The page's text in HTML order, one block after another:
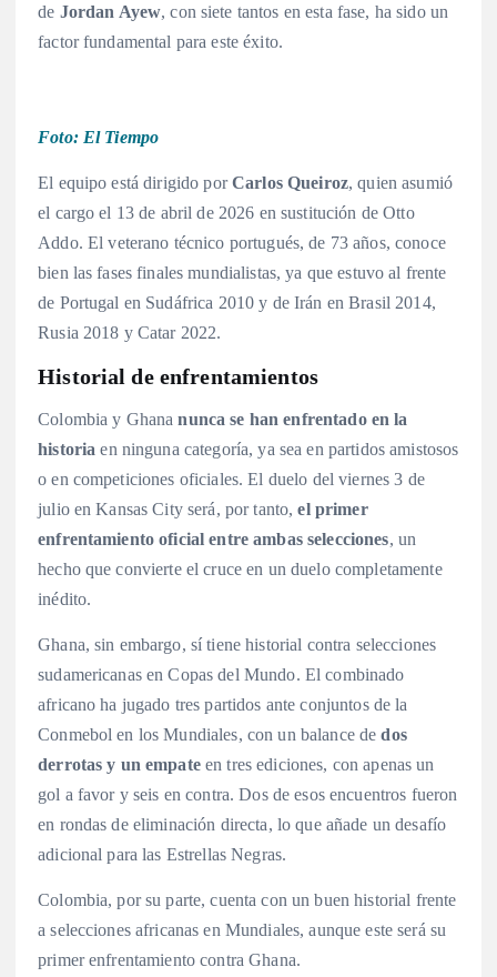
de Jordan Ayew, con siete tantos en esta fase, ha sido un
factor fundamental para este éxito.
Foto: El Tiempo
El equipo está dirigido porCarlos Queiroz, quien asumió
el cargo el 13 de abril de 2026 en sustitución de Otto
Addo. El veterano técnico portugués, de 73 años, conoce
bien las fases finales mundialistas, ya que estuvo al frente
de Portugal en Sudáfrica 2010 y de Irán en Brasil 2014,
Rusia 2018 y Catar 2022.
Historial de enfrentamientos
Colombia y Ghananunca se han enfrentado en la
historia en ninguna categoría, ya sea en partidos amistosos
o en competiciones oficiales. El duelo del viernes 3 de
julio en Kansas City será, por tanto,el primer
enfrentamiento oficial entre ambas selecciones, un
hecho que convierte el cruce en un duelo completamente
inédito.
Ghana, sin embargo, sí tiene historial contra selecciones
sudamericanas en Copas del Mundo. El combinado
africano ha jugado tres partidos ante conjuntos de la
Conmebol en los Mundiales, con un balance dedos
derrotas y un empateen tres ediciones, con apenas un
gol a favor y seis en contra. Dos de esos encuentros fueron
en rondas de eliminación directa, lo que añade un desafío
adicional para las Estrellas Negras.
Colombia, por su parte, cuenta con un buen historial frente
a selecciones africanas en Mundiales, aunque este será su
primer enfrentamiento contra Ghana.